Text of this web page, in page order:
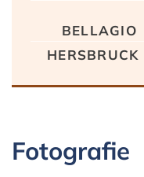
bellagio
Fotografie